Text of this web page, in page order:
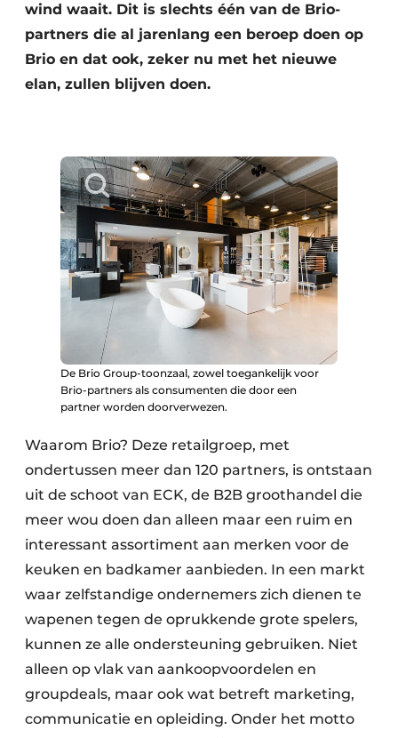
wind waait. Dit is slechts één van de Brio-
partners die al jarenlang een beroep doen op
Brio en dat ook, zeker nu met het nieuwe
elan, zullen blijven doen.
De Brio Group-toonzaal, zowel toegankelijk voor
Brio-partners als consumenten die door een
partner worden doorverwezen.
Waarom Brio? Deze retailgroep, met
ondertussen meer dan 120 partners, is ontstaan
uit de schoot van ECK, de B2B groothandel die
meer wou doen dan alleen maar een ruim en
interessant assortiment aan merken voor de
keuken en badkamer aanbieden. In een markt
waar zelfstandige ondernemers zich dienen te
wapenen tegen de oprukkende grote spelers,
kunnen ze alle ondersteuning gebruiken. Niet
alleen op vlak van aankoopvoordelen en
groupdeals, maar ook wat betreft marketing,
communicatie en opleiding. Onder het motto